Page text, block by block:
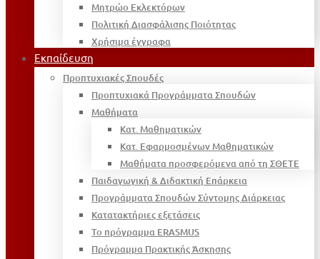
Μητρώο Εκλεκτόρων
Πολιτική Διασφάλισης Ποιότητας
Χρήσιμα έγγραφα
Εκπαίδευση
Προπτυχιακές Σπουδές
Προπτυχιακά Προγράμματα Σπουδών
Μαθήματα
Κατ. Μαθηματικών
Κατ. Εφαρμοσμένων Μαθηματικών
Μαθήματα προσφερόμενα από τη ΣΘΕΤΕ
Παιδαγωγική & Διδακτική Επάρκεια
Προγράμματα Σπουδών Σύντομης Διάρκειας
Κατατακτήριες εξετάσεις
Το πρόγραμμα ERASMUS
Πρόγραμμα Πρακτικής Άσκησης